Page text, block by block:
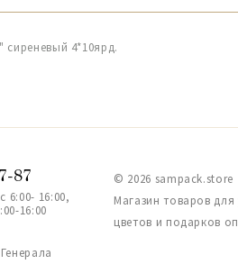
4*10ярд.
87
6:00- 16:00,
16:00
© 2026 sampack.store
Магазин товаров
цветов и подарков